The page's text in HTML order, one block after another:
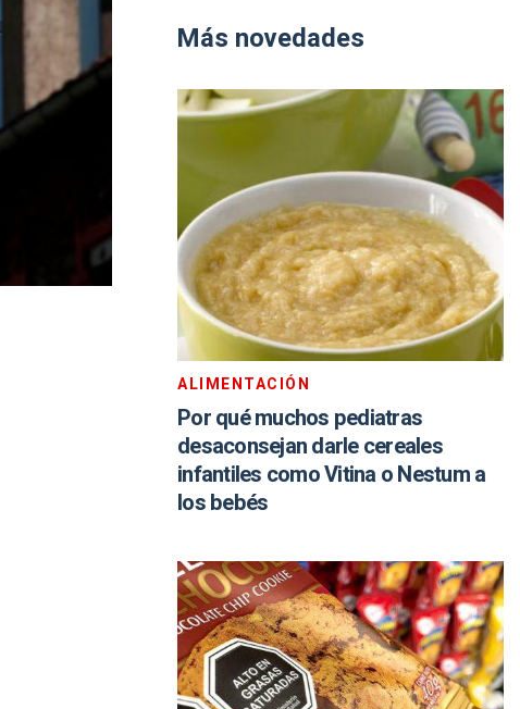
Más novedades
ALIMENTACIÓN
Por qué muchos pediatras
desaconsejan darle cereales
infantiles como Vitina o Nestum a
los bebés